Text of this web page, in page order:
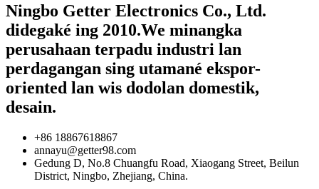
Ningbo Getter Electronics Co., Ltd.
didegaké ing 2010.We minangka
perusahaan terpadu industri lan
perdagangan sing utamané ekspor-
oriented lan wis dodolan domestik,
desain.
+86 18867618867
annayu@getter98.com
Gedung D, No.8 Chuangfu Road, Xiaogang Street, Beilun
District, Ningbo, Zhejiang, China.